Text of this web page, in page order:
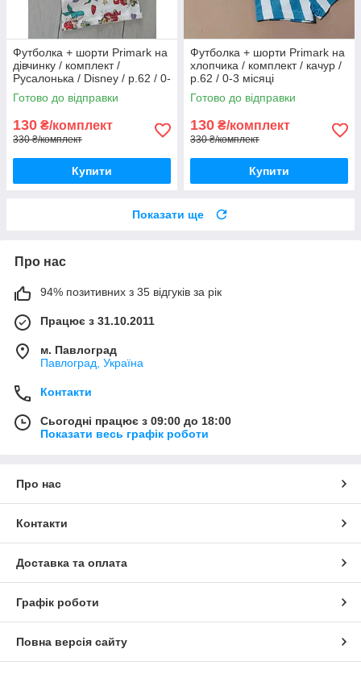
Футболка + шорти Primark на
дівчинку / комплект /
Русалонька / Disney / р.62 / 0-
3 місяці / більшомір
Готово до відправки
130 ₴/комплект
330 ₴/комплект
Купити
Футболка + шорти Primark на
хлопчика / комплект / качур /
р.62 / 0-3 місяці
Готово до відправки
130 ₴/комплект
330 ₴/комплект
Купити
Показати ще
Про нас
94% позитивних з 35 відгуків за рік
Працює з 31.10.2011
м. Павлоград
Павлоград, Україна
Контакти
Сьогодні працює з 09:00 до 18:00
Показати весь графік роботи
Про нас
Контакти
Доставка та оплата
Графік роботи
Повна версія сайту